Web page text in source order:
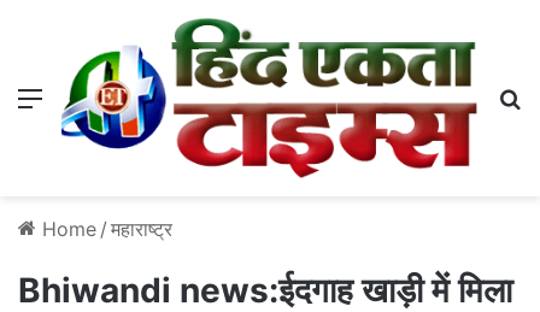
Menu
Home / महाराष्ट्र
Bhiwandi news:ईदगाह खाड़ी में मिला